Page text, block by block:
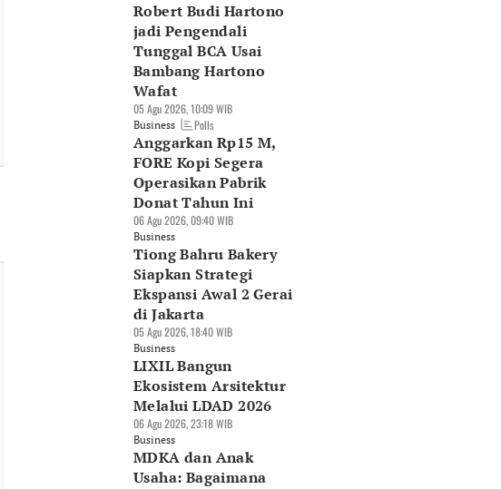
Robert Budi Hartono
jadi Pengendali
Tunggal BCA Usai
Bambang Hartono
Wafat
05 Agu 2026, 10:09 WIB
Business Polls
Anggarkan Rp15 M,
FORE Kopi Segera
Operasikan Pabrik
Donat Tahun Ini
06 Agu 2026, 09:40 WIB
Business
Tiong Bahru Bakery
Siapkan Strategi
Ekspansi Awal 2 Gerai
di Jakarta
05 Agu 2026, 18:40 WIB
Business
LIXIL Bangun
Ekosistem Arsitektur
Melalui LDAD 2026
06 Agu 2026, 23:18 WIB
Business
MDKA dan Anak
Usaha: Bagaimana